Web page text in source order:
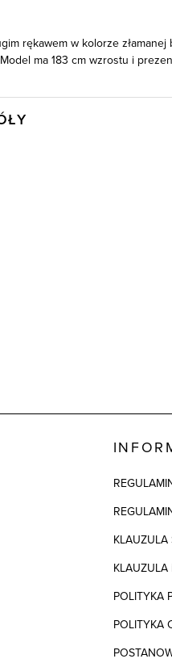
rękawem w kolorze
ma 183 cm wzrostu i
KLAUZULA
KLAUZULA
POLITYKA
POLITYKA